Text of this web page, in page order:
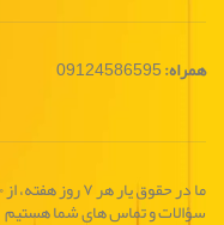
همراه:
سؤالات و تماس های شما هستیم